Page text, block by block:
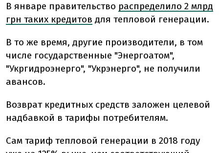
В январе правительство распределило 2 млрд
грн таких кредитов для тепловой генерации.
В то же время, другие производители, в том
числе государственные "Энергоатом",
"Укргидроэнерго", "Укрэнерго", не получили
авансов.
Возврат кредитных средств заложен целевой
надбавкой в ​​тарифы потребителям.
Сам тариф тепловой генерации в 2018 году